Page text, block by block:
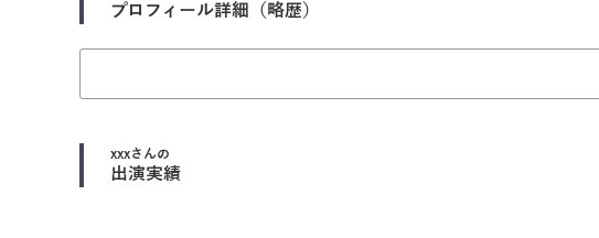
プロフィール詳細（略歴）
xxxさんの
出演実績